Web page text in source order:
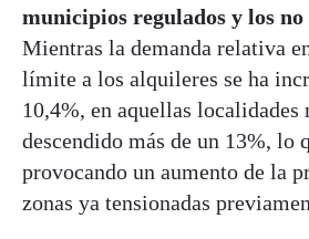
municipios regulados y los no
Mientras la demanda relativa
límite a los alquileres se ha
10,4%, en aquellas localidades
descendido más de un 13%, lo
provocando un aumento de la
zonas ya tensionadas